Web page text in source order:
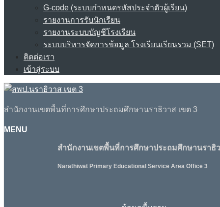
G-code (ระบบกำหนดรหัสประจำตัวผู้เรียน)
รายงานการรับนักเรียน
รายงานระบบบัญชีโรงเรียน
ระบบบริหารจัดการข้อมูล โรงเรียนเรียนรวม (SET)
ติดต่อเรา
เข้าสู่ระบบ
สำนักงานเขตพื้นที่การศึกษาประถมศึกษานราธิวาส เขต 3
MENU
สำนักงานเขตพื้นที่การศึกษาประถมศึกษานราธิว
Narathiwat Primary Educational Service Area Office 3